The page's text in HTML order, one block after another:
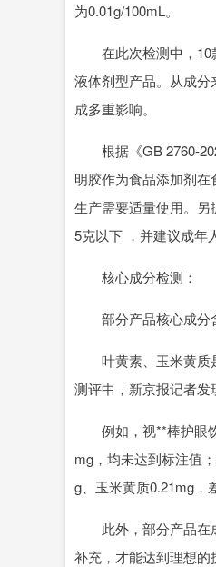
为0.01g/100mL。
在此次检测中，10
液体剂型产品。从成
成多重影响。
根据《GB 2760-
明胶作为食品添加剂
生产需要适量使用。
5克以下 ，并建议成年
核心成分检测：
部分产品核心成分
叶黄素、玉米黄质是
测评中，新京报记者发
例如，视**棒护眼饮
mg，均未达到标注值
g、玉米黄质0.21mg，
此外，部分产品在成
补充，才能达到理想的